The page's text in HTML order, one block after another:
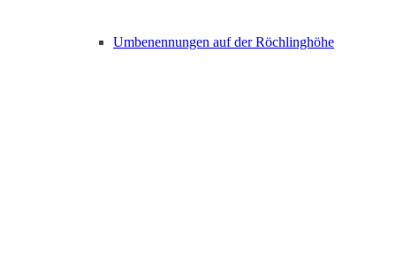
Umbenennungen auf der Röchlinghöhe